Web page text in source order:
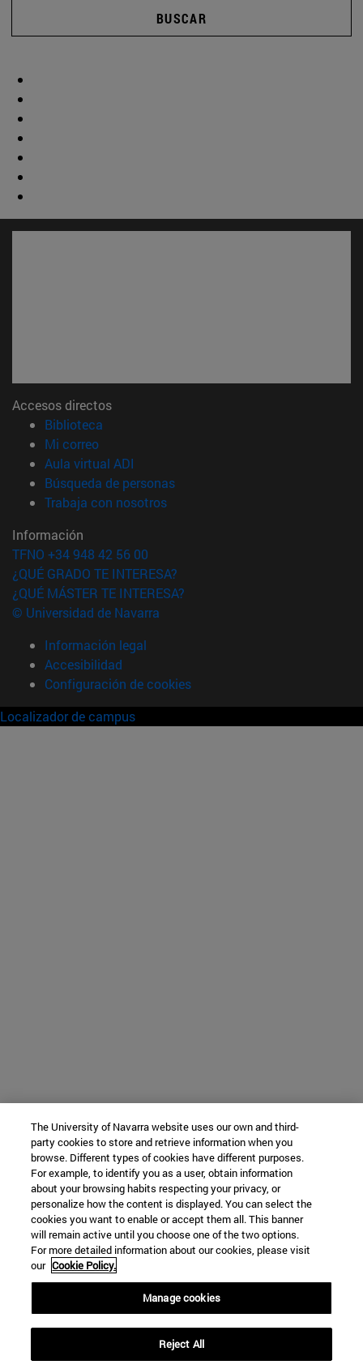
BUSCAR
Accesos directos
Biblioteca
Mi correo(abre en nueva ventana)
Aula virtual ADI
Búsqueda de personas(abre en nueva ventana)
Trabaja con nosotros(abre en nueva ventana)
Información
TFNO +34 948 42 56 00
¿QUÉ GRADO TE INTERESA?
¿QUÉ MÁSTER TE INTERESA?
© Universidad de Navarra
Información legal
Accesibilidad
Configuración de cookies
Localizador de campus
The University of Navarra website uses our own and third-
party cookies to store and retrieve information when you
browse. Different types of cookies have different purposes.
For example, to identify you as a user, obtain information
about your browsing habits respecting your privacy, or
personalize how the content is displayed. You can select the
cookies you want to enable or accept them all. This banner
will remain active until you choose one of the two options.
For more detailed information about our cookies, please visit
our Cookie Policy.
Manage cookies
Reject All